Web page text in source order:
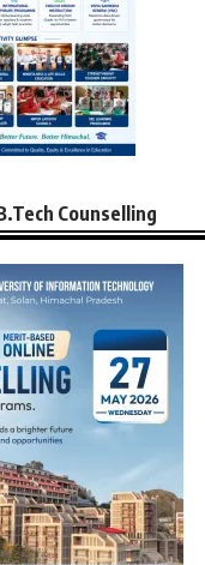
Counselling